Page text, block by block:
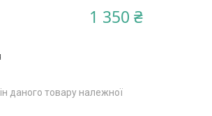
1 350 ₴
даного товару належної